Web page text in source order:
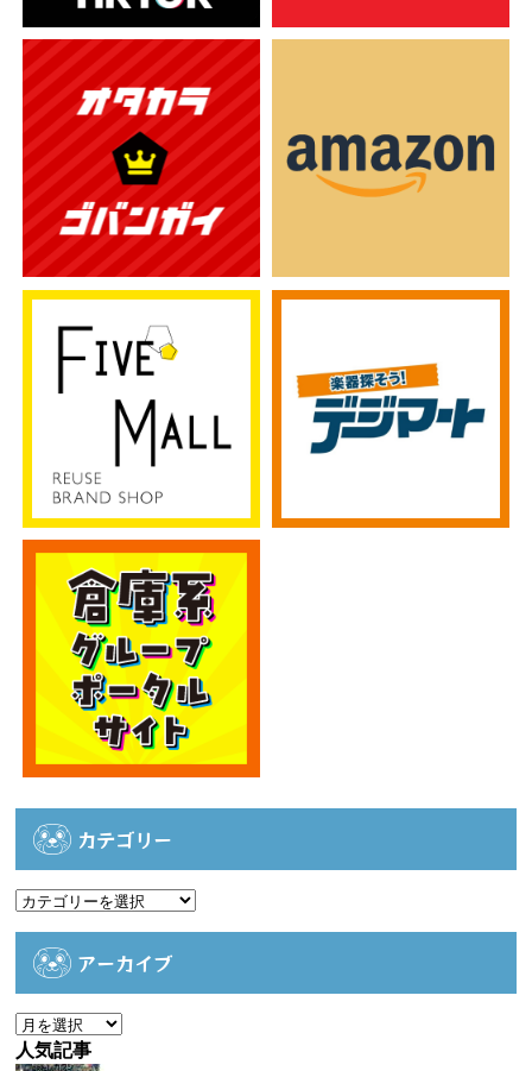
カテゴリー
カ
アーカイブ
ア
ー
人気記事